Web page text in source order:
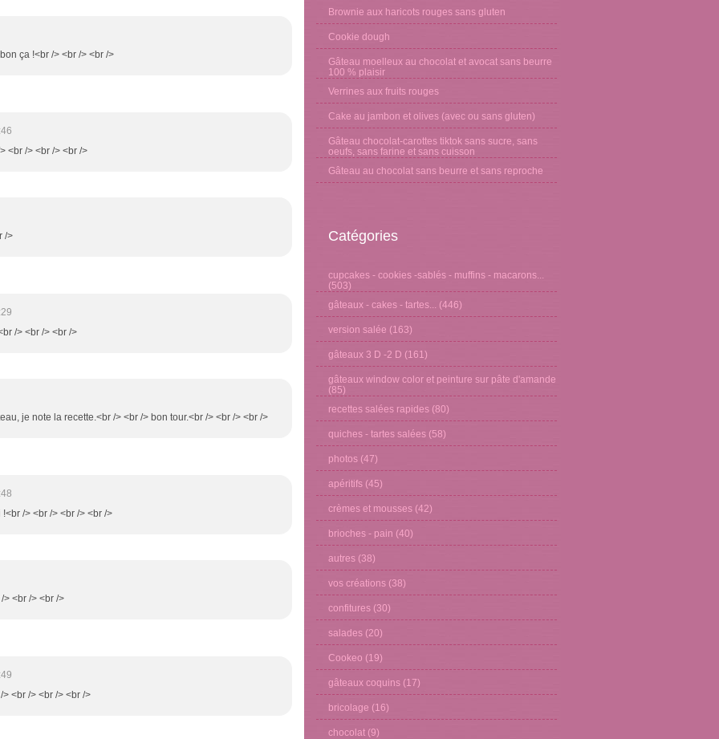
ça !<br /> <br /> <br />
<br /> <br /> <br />
/>
/> <br /> <br />
je note la recette.<br /> <br /> bon tour.<br /> <br /> <br />
/> <br /> <br /> <br />
<br /> <br />
<br /> <br /> <br />
Brownie aux haricots rouges sans gluten
Cookie dough
Gâteau moelleux au chocolat et avocat sans beurre
100 % plaisir
Verrines aux fruits rouges
Cake au jambon et olives (avec ou sans gluten)
Gâteau chocolat-carottes tiktok sans sucre, sans
oeufs, sans farine et sans cuisson
Gâteau au chocolat sans beurre et sans reproche
Catégories
cupcakes - cookies -sablés - muffins - macarons...
(503)
gâteaux - cakes - tartes... (446)
version salée (163)
gâteaux 3 D -2 D (161)
gâteaux window color et peinture sur pâte d'amande
(85)
recettes salées rapides (80)
quiches - tartes salées (58)
photos (47)
apéritifs (45)
crèmes et mousses (42)
brioches - pain (40)
autres (38)
vos créations (38)
confitures (30)
salades (20)
Cookeo (19)
gâteaux coquins (17)
bricolage (16)
chocolat (9)